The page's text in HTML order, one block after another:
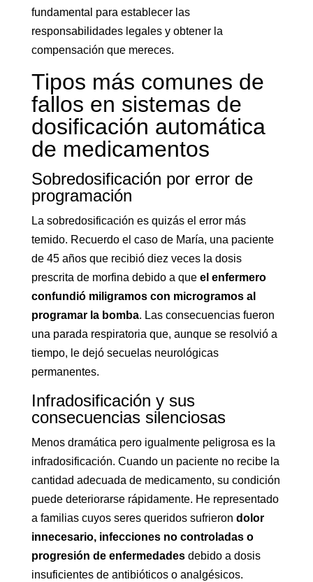
fundamental para establecer las
responsabilidades legales y obtener la
compensación que mereces.
Tipos más comunes de
fallos en sistemas de
dosificación automática
de medicamentos
Sobredosificación por error de
programación
La sobredosificación es quizás el error más
temido. Recuerdo el caso de María, una paciente
de 45 años que recibió diez veces la dosis
prescrita de morfina debido a que el enfermero
confundió miligramos con microgramos al
programar la bomba. Las consecuencias fueron
una parada respiratoria que, aunque se resolvió a
tiempo, le dejó secuelas neurológicas
permanentes.
Infradosificación y sus
consecuencias silenciosas
Menos dramática pero igualmente peligrosa es la
infradosificación. Cuando un paciente no recibe la
cantidad adecuada de medicamento, su condición
puede deteriorarse rápidamente. He representado
a familias cuyos seres queridos sufrieron dolor
innecesario, infecciones no controladas o
progresión de enfermedadesdebido a dosis
insuficientes de antibióticos o analgésicos.